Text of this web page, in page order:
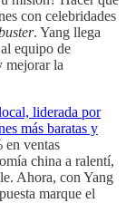
con celebridades
. Yang llega
equipo de
mejorar la
liderada por
más baratas y
en ventas
china a ralentí,
Ahora, con Yang
marque el